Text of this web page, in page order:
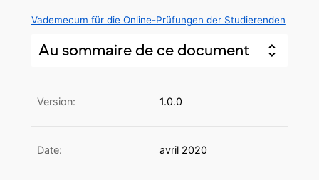
Vademecum für die Online-Prüfungen der Studierenden
Au sommaire de ce document
Version: 1.0.0
Date: avril 2020